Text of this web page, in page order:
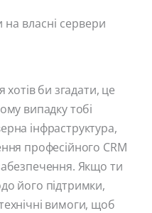
власні сервери
хотів би згадати, це
випадку тобі
інфраструктура,
професійного CRM
Якщо ти
його підтримки,
вимоги, щоб